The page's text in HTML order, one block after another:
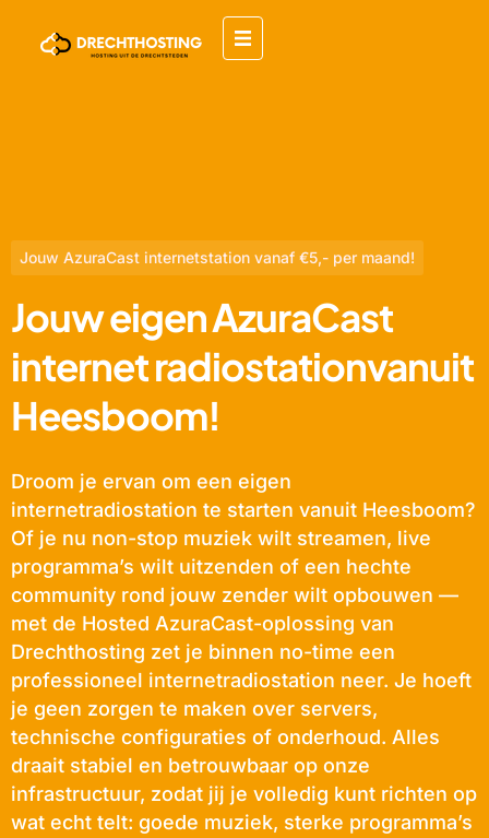
Jouw AzuraCast internetstation vanaf €5,- per maand!
Jouw eigen AzuraCast
internet radiostationvanuit
Heesboom!
Droom je ervan om een eigen
internetradiostation te starten vanuit Heesboom?
Of je nu non-stop muziek wilt streamen, live
programma’s wilt uitzenden of een hechte
community rond jouw zender wilt opbouwen —
met de Hosted AzuraCast-oplossing van
Drechthosting zet je binnen no-time een
professioneel internetradiostation neer. Je hoeft
je geen zorgen te maken over servers,
technische configuraties of onderhoud. Alles
draait stabiel en betrouwbaar op onze
infrastructuur, zodat jij je volledig kunt richten op
wat echt telt: goede muziek, sterke programma’s